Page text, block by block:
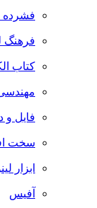
فشرده
فرهنگ
کتاب
فایل و
سخت
ابزار
آفیس